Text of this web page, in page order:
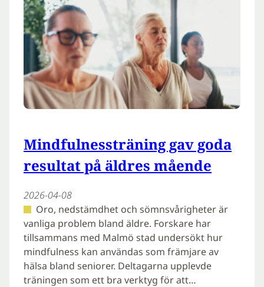
Mindfulnessträning gav goda
resultat på äldres mående
2026-04-08
Oro, nedstämdhet och sömnsvårigheter är
vanliga problem bland äldre. Forskare har
tillsammans med Malmö stad undersökt hur
mindfulness kan användas som främjare av
hälsa bland seniorer. Deltagarna upplevde
träningen som ett bra verktyg för att…